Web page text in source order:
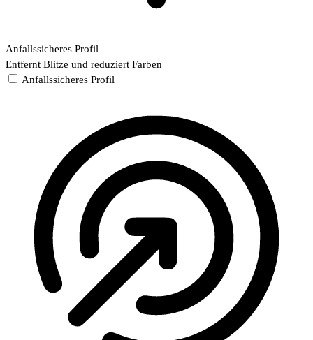
Anfallssicheres Profil
Entfernt Blitze und reduziert Farben
Anfallssicheres Profil